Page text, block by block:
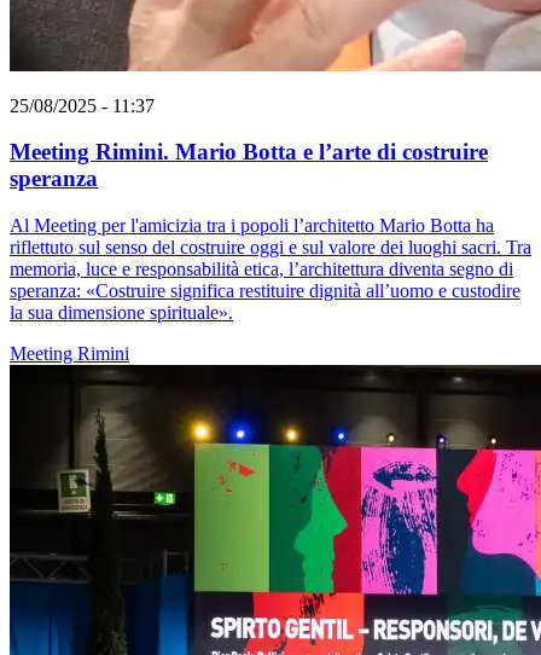
25/08/2025 - 11:37
Meeting Rimini. Mario Botta e l’arte di costruire
speranza
Al Meeting per l'amicizia tra i popoli l’architetto Mario Botta ha
riflettuto sul senso del costruire oggi e sul valore dei luoghi sacri. Tra
memoria, luce e responsabilità etica, l’architettura diventa segno di
speranza: «Costruire significa restituire dignità all’uomo e custodire
la sua dimensione spirituale».
Meeting Rimini